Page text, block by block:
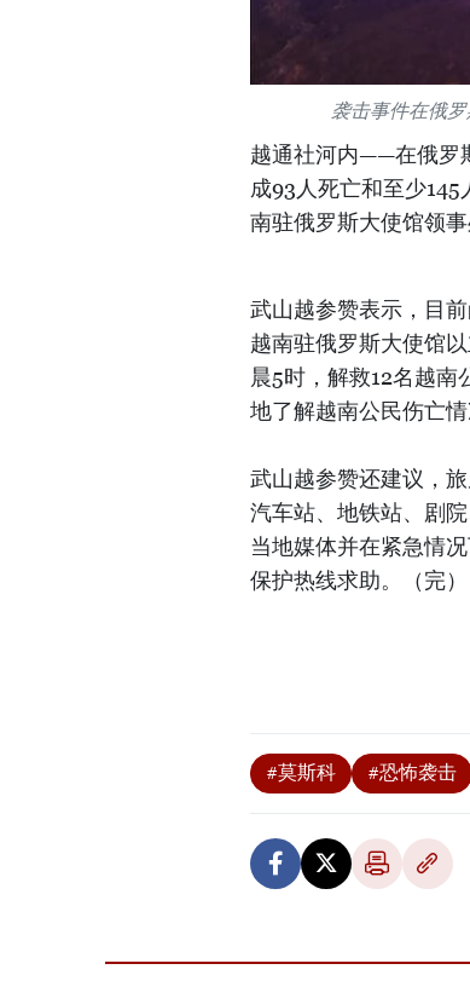
袭击事件在俄
越通社河内——在俄罗
成93人死亡和至少
南驻俄罗斯大使馆领
武山越参赞表示，目
越南驻俄罗斯大使馆
晨5时，解救12名越
地了解越南公民伤亡
武山越参赞还建议，
汽车站、地铁站、剧
当地媒体并在紧急情
保护热线求助。（完）
#莫斯科 #恐怖袭击